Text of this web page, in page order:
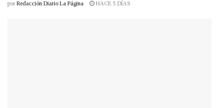
por Redacción Diario La Página HACE 5 DÍAS